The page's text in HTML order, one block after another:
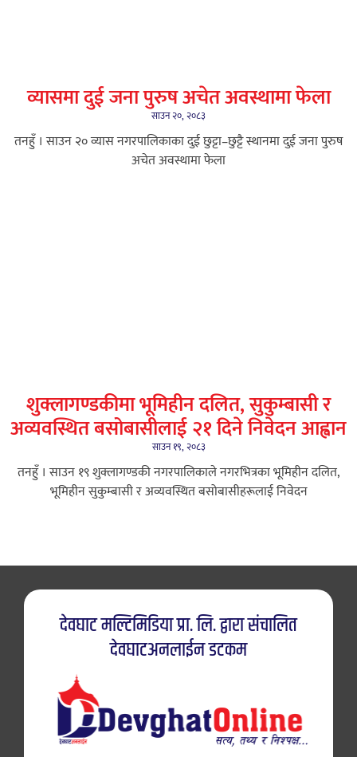
व्यासमा दुई जना पुरुष अचेत अवस्थामा फेला
साउन २०, २०८३
तनहुँ । साउन २० व्यास नगरपालिकाका दुई छुट्टा–छुट्टै स्थानमा दुई जना पुरुष
अचेत अवस्थामा फेला
शुक्लागण्डकीमा भूमिहीन दलित, सुकुम्बासी र
अव्यवस्थित बसोबासीलाई २१ दिने निवेदन आह्वान
साउन १९, २०८३
तनहुँ । साउन १९ शुक्लागण्डकी नगरपालिकाले नगरभित्रका भूमिहीन दलित,
भूमिहीन सुकुम्बासी र अव्यवस्थित बसोबासीहरूलाई निवेदन
देवघाट मल्टिमिडिया प्रा. लि. द्वारा संचालित
देवघाटअनलाईन डटकम